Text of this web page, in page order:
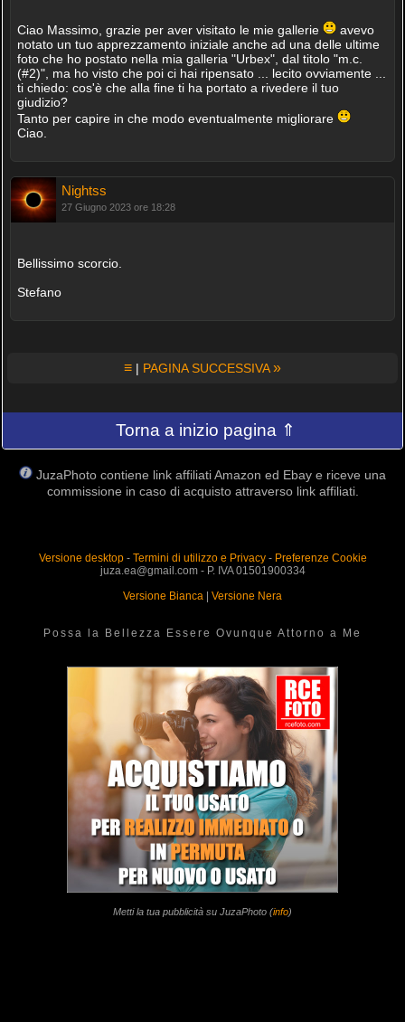
Ciao Massimo, grazie per aver visitato le mie gallerie
avevo
notato un tuo apprezzamento iniziale anche ad una delle ultime
foto che ho postato nella mia galleria "Urbex", dal titolo "m.c.
(#2)", ma ho visto che poi ci hai ripensato ... lecito ovviamente ...
ti chiedo: cos'è che alla fine ti ha portato a rivedere il tuo
giudizio?
Tanto per capire in che modo eventualmente migliorare
Ciao.
Nightss
27 Giugno 2023 ore 18:28
Bellissimo scorcio.
Stefano
≡ | PAGINA SUCCESSIVA»
Torna a inizio pagina ⇑
JuzaPhoto contiene link affiliati Amazon ed Ebay e riceve una
commissione in caso di acquisto attraverso link affiliati.
Versione desktop- Termini di utilizzo e Privacy- Preferenze Cookie
juza.ea@gmail.com - P. IVA 01501900334
Versione Bianca
Versione Nera
Possa la Bellezza Essere Ovunque Attorno a Me
Metti la tua pubblicità su JuzaPhoto (info)